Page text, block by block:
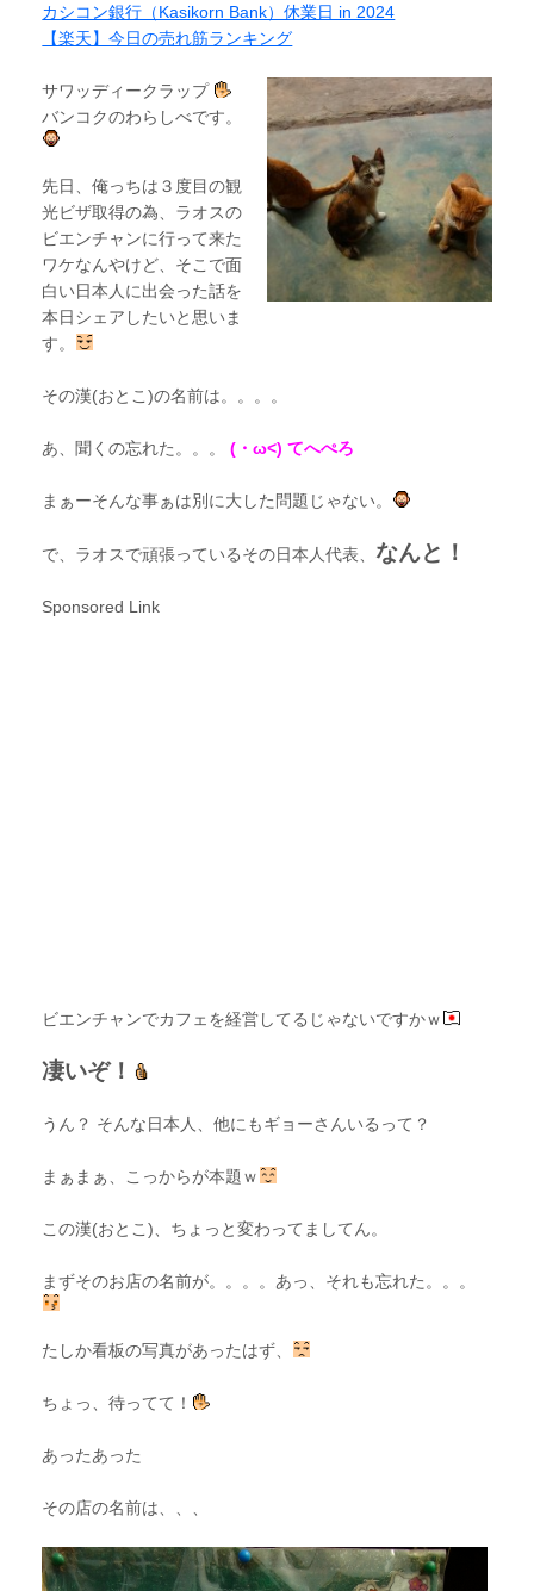
カシコン銀行（Kasikorn Bank）休業日 in 2024
【楽天】今日の売れ筋ランキング
サワッディークラップ
バンコクのわらしべです。
先日、俺っちは３度目の観
光ビザ取得の為、ラオスの
ビエンチャンに行って来た
ワケなんやけど、そこで面
白い日本人に出会った話を
本日シェアしたいと思いま
す。
その漢(おとこ)の名前は。。。。
あ、聞くの忘れた。。。(・ω<) てへぺろ
まぁーそんな事ぁは別に大した問題じゃない。
で、ラオスで頑張っているその日本人代表、なんと！
Sponsored Link
ビエンチャンでカフェを経営してるじゃないですかｗ
凄いぞ！
うん？ そんな日本人、他にもギョーさんいるって？
まぁまぁ、こっからが本題ｗ
この漢(おとこ)、ちょっと変わってましてん。
まずそのお店の名前が。。。。あっ、それも忘れた。。。
たしか看板の写真があったはず、
ちょっ、待ってて！
あったあった
その店の名前は、、、